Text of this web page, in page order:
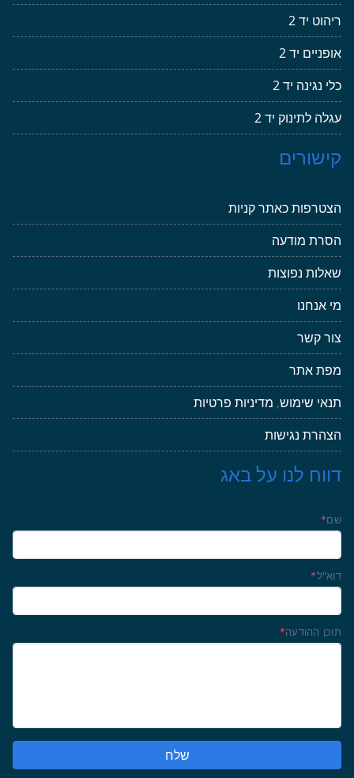
ריהוט יד 2
אופניים יד 2
כלי נגינה יד 2
עגלה לתינוק יד 2
קישורים
הצטרפות כאתר קניות
הסרת מודעה
שאלות נפוצות
מי אנחנו
צור קשר
מפת אתר
תנאי שימוש, מדיניות פרטיות
הצהרת נגישות
דווח לנו על באג
שם*
דוא"ל*
תוכן ההודעה*